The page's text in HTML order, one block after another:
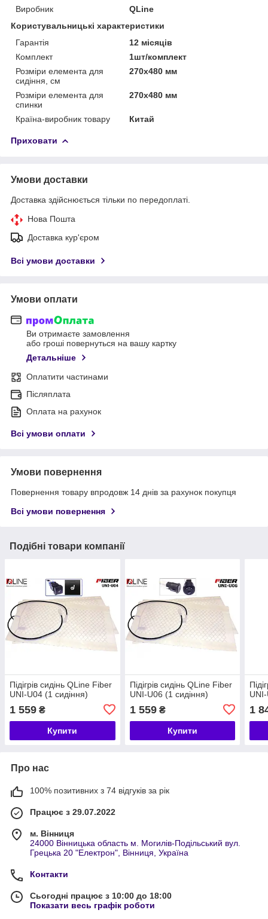
Виробник
QLine
Користувальницькі характеристики
Гарантія
12 місяців
Комплект
1шт/комплект
Розміри елемента для
сидіння, см
270x480 мм
Розміри елемента для
спинки
270x480 мм
Країна-виробник товару Китай
Приховати
Умови доставки
Доставка здійснюється тільки по передоплаті.
Нова Пошта
Доставка кур'єром
Всі умови доставки
Умови оплати
Ви отримаєте замовлення
або гроші повернуться на вашу картку
Детальніше
Оплатити частинами
Післяплата
Оплата на рахунок
Всі умови оплати
Умови повернення
Повернення товару впродовж 14 днів за рахунок покупця
Всі умови повернення
Подібні товари компанії
Підігрів сидінь QLine Fiber
UNI-U04 (1 сидіння)
1 559 ₴
Купити
Підігрів сидінь QLine Fiber
UNI-U06 (1 сидіння)
1 559₴
Купити
1
Про нас
100% позитивних з 74 відгуків за рік
Працює з 29.07.2022
м. Вінниця
24000 Вінницька область м. Могилів-Подільський вул.
Грецька 20 "Електрон", Вінниця, Україна
Контакти
Сьогодні працює з 10:00 до 18:00
Показати весь графік роботи